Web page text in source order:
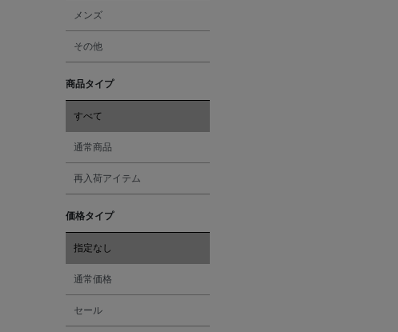
メンズ
その他
商品タイプ
すべて
通常商品
再入荷アイテム
価格タイプ
指定なし
通常価格
セール